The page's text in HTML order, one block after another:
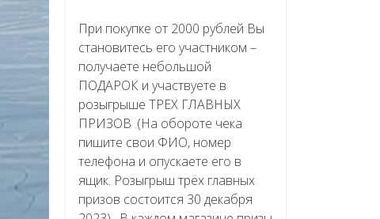
При покупке от 2000 рублей Вы
становитесь его участником –
получаете небольшой
ПОДАРОК и участвуете в
розыгрыше ТРЕХ ГЛАВНЫХ
ПРИЗОВ .(На обороте чека
пишите свои ФИО, номер
телефона и опускаете его в
ящик. Розыгрыш трёх главных
призов состоится 30 декабря